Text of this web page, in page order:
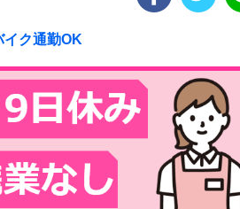
イク通勤OK